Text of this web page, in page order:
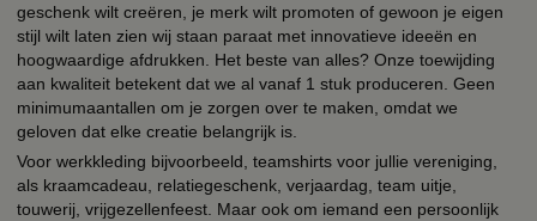
geschenk wilt creëren, je merk wilt promoten of gewoon je eigen
stijl wilt laten zien wij staan paraat met innovatieve ideeën en
hoogwaardige afdrukken. Het beste van alles? Onze toewijding
aan kwaliteit betekent dat we al vanaf 1 stuk produceren. Geen
minimumaantallen om je zorgen over te maken, omdat we
geloven dat elke creatie belangrijk is.
Voor werkkleding bijvoorbeeld, teamshirts voor jullie vereniging,
als kraamcadeau, relatiegeschenk, verjaardag, team uitje,
touwerij, vrijgezellenfeest. Maar ook om iemand een persoonlijk